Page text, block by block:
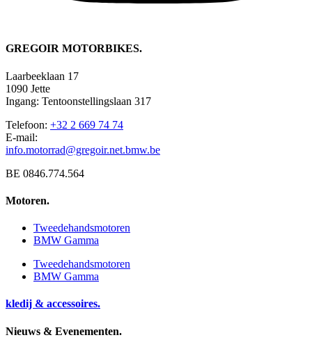
GREGOIR MOTORBIKES.
Laarbeeklaan 17
1090 Jette
Ingang: Tentoonstellingslaan 317
Telefoon: +32 2 669 74 74
E-mail:
info.motorrad@gregoir.net.bmw.be
BE 0846.774.564
Motoren.
Tweedehandsmotoren
BMW Gamma
Tweedehandsmotoren
BMW Gamma
kledij & accessoires.
Nieuws & Evenementen.